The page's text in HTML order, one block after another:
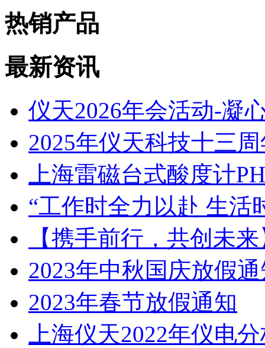
热销产品
最新资讯
仪天2026年会活动-凝
2025年仪天科技十三
上海雷磁台式酸度计
“工作时全力以赴 生活
【携手前行，共创未
2023年中秋国庆放假
2023年春节放假通知
上海仪天2022年仪电